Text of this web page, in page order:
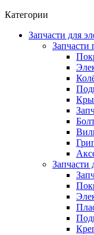
Категории
Запчасти для
Запчасти
Запчасти